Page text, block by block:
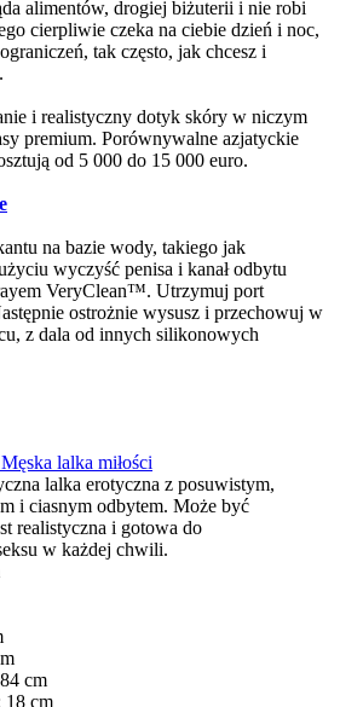
alimentów, drogiej biżuterii i nie robi
cierpliwie czeka na ciebie dzień i noc,
tak często, jak chcesz i
i realistyczny dotyk skóry w niczym
premium. Porównywalne azjatyckie
od 5 000 do 15 000 euro.
na bazie wody, takiego jak
wyczyść penisa i kanał odbytu
VeryClean™. Utrzymuj port
ostrożnie wysusz i przechowuj w
z dala od innych silikonowych
lalka miłości
lalka erotyczna z posuwistym,
i ciasnym odbytem. Może być
realistyczna i gotowa do
w każdej chwili.
cm
18 cm